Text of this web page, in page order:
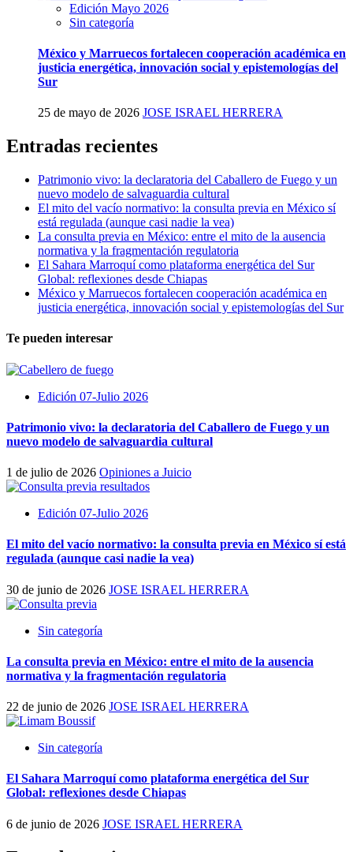
Edición Mayo 2026
Sin categoría
México y Marruecos fortalecen cooperación académica en
justicia energética, innovación social y epistemologías del
Sur
25 de mayo de 2026 JOSE ISRAEL HERRERA
Entradas recientes
Patrimonio vivo: la declaratoria del Caballero de Fuego y un
nuevo modelo de salvaguardia cultural
El mito del vacío normativo: la consulta previa en México sí
está regulada (aunque casi nadie la vea)
La consulta previa en México: entre el mito de la ausencia
normativa y la fragmentación regulatoria
El Sahara Marroquí como plataforma energética del Sur
Global: reflexiones desde Chiapas
México y Marruecos fortalecen cooperación académica en
justicia energética, innovación social y epistemologías del Sur
Te pueden interesar
Edición 07-Julio 2026
Patrimonio vivo: la declaratoria del Caballero de Fuego y un
nuevo modelo de salvaguardia cultural
1 de julio de 2026 Opiniones a Juicio
Edición 07-Julio 2026
El mito del vacío normativo: la consulta previa en México sí está
regulada (aunque casi nadie la vea)
30 de junio de 2026 JOSE ISRAEL HERRERA
Sin categoría
La consulta previa en México: entre el mito de la ausencia
normativa y la fragmentación regulatoria
22 de junio de 2026 JOSE ISRAEL HERRERA
Sin categoría
El Sahara Marroquí como plataforma energética del Sur
Global: reflexiones desde Chiapas
6 de junio de 2026 JOSE ISRAEL HERRERA